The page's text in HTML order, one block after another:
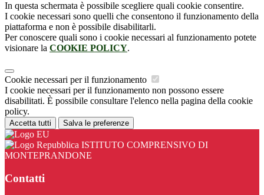
In questa schermata è possibile scegliere quali cookie consentire.
I cookie necessari sono quelli che consentono il funzionamento della
piattaforma e non è possibile disabilitarli.
Per conoscere quali sono i cookie necessari al funzionamento potete
visionare la COOKIE POLICY.
Cookie necessari per il funzionamento
I cookie necessari per il funzionamento non possono essere
disabilitati. È possibile consultare l'elenco nella pagina della cookie
policy.
Accetta tutti Salva le preferenze
ISTITUTO COMPRENSIVO DI
MONTEPRANDONE
Contatti